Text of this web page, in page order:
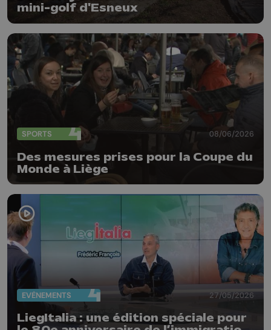
mini-golf d'Esneux
SPORTS 08/06/2026
Des mesures prises pour la Coupe du
Monde à Liège
EVÈNEMENTS 27/05/2026
LiegItalia : une édition spéciale pour